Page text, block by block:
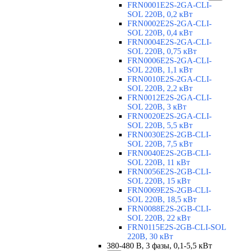
FRN0001E2S-2GA-CLI-
SOL 220В, 0,2 кВт
FRN0002E2S-2GA-CLI-
SOL 220В, 0,4 кВт
FRN0004E2S-2GA-CLI-
SOL 220В, 0,75 кВт
FRN0006E2S-2GA-CLI-
SOL 220В, 1,1 кВт
FRN0010E2S-2GA-CLI-
SOL 220В, 2,2 кВт
FRN0012E2S-2GA-CLI-
SOL 220В, 3 кВт
FRN0020E2S-2GA-CLI-
SOL 220В, 5,5 кВт
FRN0030E2S-2GB-CLI-
SOL 220В, 7,5 кВт
FRN0040E2S-2GB-CLI-
SOL 220В, 11 кВт
FRN0056E2S-2GB-CLI-
SOL 220В, 15 кВт
FRN0069E2S-2GB-CLI-
SOL 220В, 18,5 кВт
FRN0088E2S-2GB-CLI-
SOL 220В, 22 кВт
FRN0115E2S-2GB-CLI-SOL
220В, 30 кВт
380-480 В, 3 фазы, 0,1-5,5 кВт